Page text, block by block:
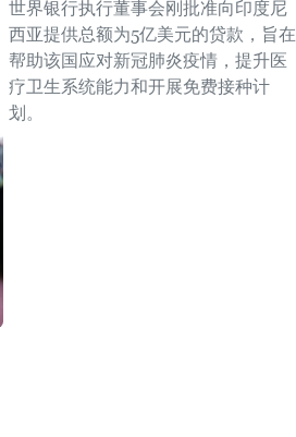
世界银行执行董事会刚批准向印度尼
西亚提供总额为5亿美元的贷款，旨在
帮助该国应对新冠肺炎疫情，提升医
疗卫生系统能力和开展免费接种计
划。